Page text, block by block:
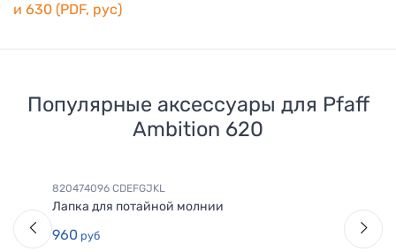
и 630 (PDF, рус)
Популярные аксессуары для Pfaff
Ambition 620
820474096 СDEFGJKL
Лапка для потайной молнии
960 руб